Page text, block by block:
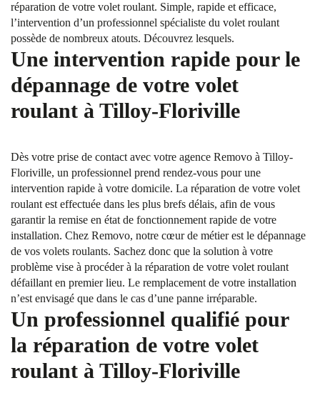
réparation de votre volet roulant. Simple, rapide et efficace,
l’intervention d’un professionnel spécialiste du volet roulant
possède de nombreux atouts. Découvrez lesquels.
Une intervention rapide pour le
dépannage de votre volet
roulant à Tilloy-Floriville
Dès votre prise de contact avec votre agence Removo à Tilloy-
Floriville, un professionnel prend rendez-vous pour une
intervention rapide à votre domicile. La réparation de votre volet
roulant est effectuée dans les plus brefs délais, afin de vous
garantir la remise en état de fonctionnement rapide de votre
installation. Chez Removo, notre cœur de métier est le dépannage
de vos volets roulants. Sachez donc que la solution à votre
problème vise à procéder à la réparation de votre volet roulant
défaillant en premier lieu. Le remplacement de votre installation
n’est envisagé que dans le cas d’une panne irréparable.
Un professionnel qualifié pour
la réparation de votre volet
roulant à Tilloy-Floriville